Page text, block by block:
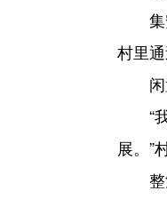
村里
“
展。”